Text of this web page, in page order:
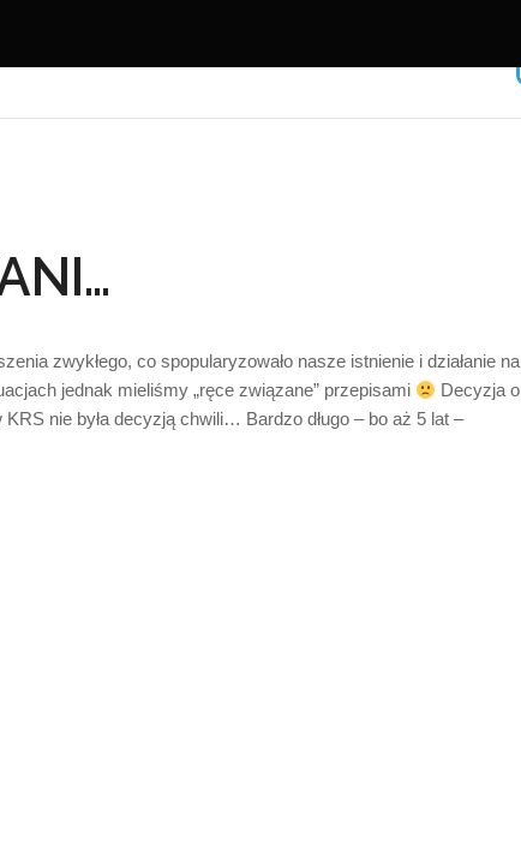
zwykłego, co spopularyzowało nasze istnienie i działanie na
jednak mieliśmy „ręce związane” przepisami
Decyzja o
nie była decyzją chwili… Bardzo długo – bo aż 5 lat –
PASSWORD